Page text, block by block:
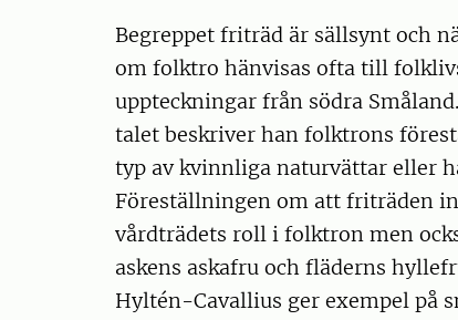
Begreppet friträd är sällsynt och
om folktro hänvisas ofta till
uppteckningar från södra
talet beskriver han folktrons
typ av kvinnliga naturvättar eller
Föreställningen om att friträden
vårdträdets roll i folktron men
askens askafru och fläderns
Hyltén-Cavallius ger exempel på